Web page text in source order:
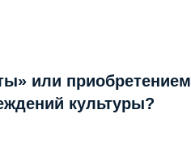
или приобретением
культуры?